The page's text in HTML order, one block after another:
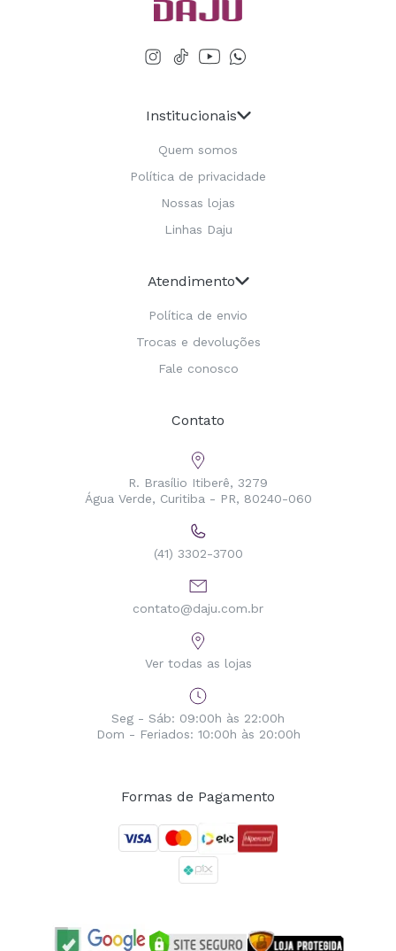
Institucionais
Quem somos
Política de privacidade
Nossas lojas
Linhas Daju
Atendimento
Política de envio
Trocas e devoluções
Fale conosco
Contato
R. Brasílio Itiberê, 3279
Água Verde, Curitiba - PR, 80240-060
(41) 3302-3700
contato@daju.com.br
Ver todas as lojas
Seg - Sáb: 09:00h às 22:00h
Dom - Feriados: 10:00h às 20:00h
Formas de Pagamento